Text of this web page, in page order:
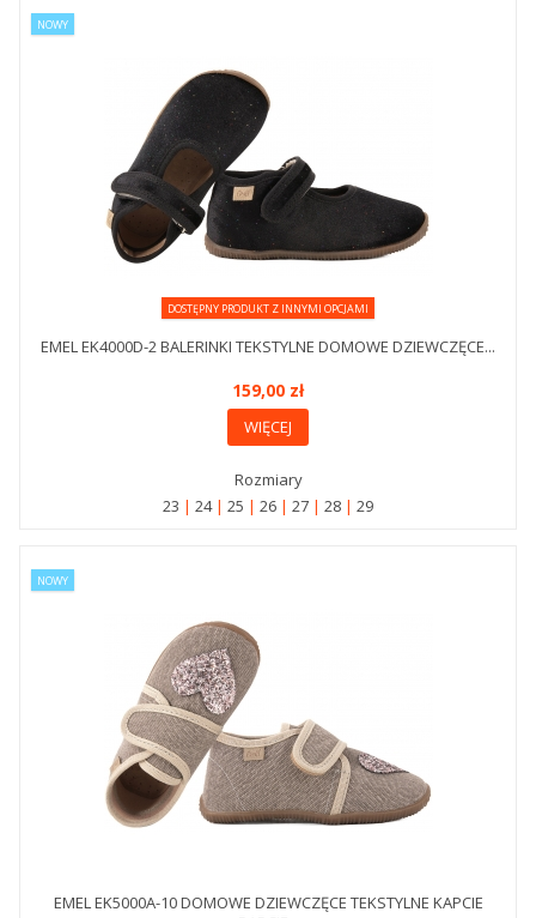
NOWY
DOSTĘPNY PRODUKT Z INNYMI OPCJAMI
EMEL EK4000D-2 BALERINKI TEKSTYLNE DOMOWE DZIEWCZĘCE...
159,00 zł
WIĘCEJ
Rozmiary
23
24 25 26 27 28 29
NOWY
EMEL EK5000A-10 DOMOWE DZIEWCZĘCE TEKSTYLNE KAPCIE